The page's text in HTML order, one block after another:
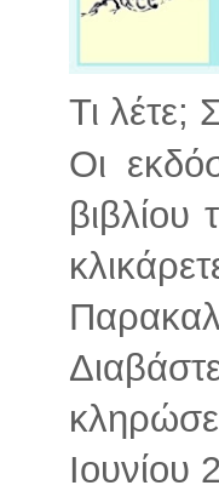
Τι λέτε;
Οι
Ιουνίου